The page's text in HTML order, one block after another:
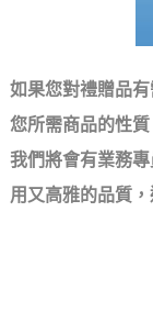
如果您對禮贈品
您所需商品的性
我們將會有業務
用又高雅的品質